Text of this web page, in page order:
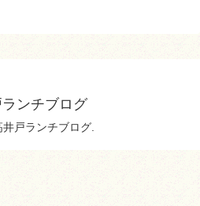
ンチブログ
戸ランチブログ.